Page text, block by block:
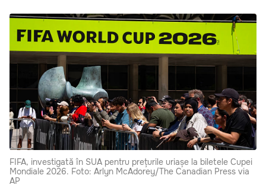
FIFA, investigată în SUA pentru prețurile uriașe la biletele Cupei
Mondiale 2026. Foto: Arlyn McAdorey/The Canadian Press via
AP